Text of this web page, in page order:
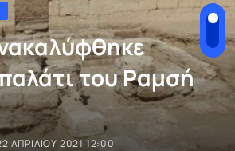
του Ραμσή
ΑΠΡΙΛΊΟΥ 2021 12:00